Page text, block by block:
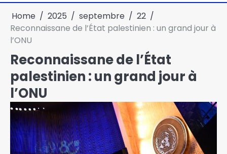
Home 2025 septembre
22
Reconnaissane de l’État palestinien : un grand jour à
l’ONU
Reconnaissane de l’État
palestinien : un grand jour à
l’ONU